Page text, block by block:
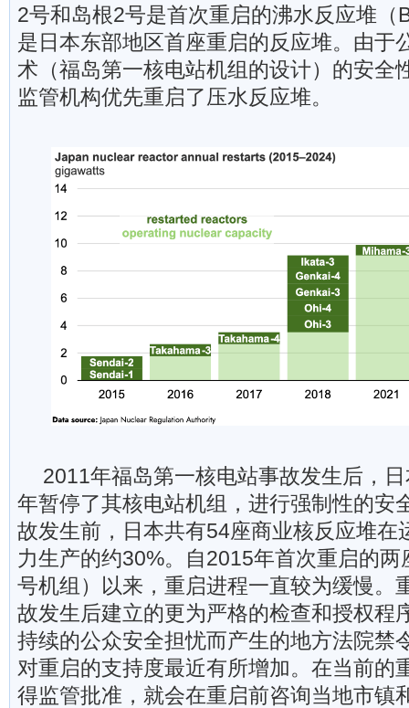
2号和岛根2号是首次重启的沸水反应堆（
是日本东部地区首座重启的反应堆。由于
术（福岛第一核电站机组的设计）的安全
监管机构优先重启了压水反应堆。
2011年福岛第一核电站事故发生后，
年暂停了其核电站机组，进行强制性的安
故发生前，日本共有54座商业核反应堆在
力生产的约30%。自2015年首次重启的
号机组）以来，重启进程一直较为缓慢。
故发生后建立的更为严格的检查和授权程
持续的公众安全担忧而产生的地方法院禁
对重启的支持度最近有所增加。在当前的
得监管批准，就会在重启前咨询当地市镇